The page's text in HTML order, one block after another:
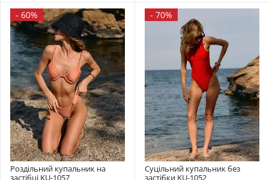
- 60%
Роздільний купальник на
застібці KU-1057
- 70%
Суцільний купальник без
застібки KU-1052